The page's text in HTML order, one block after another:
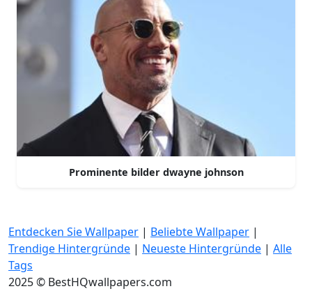
Prominente bilder dwayne johnson
Entdecken Sie Wallpaper | Beliebte Wallpaper |
Trendige Hintergründe | Neueste Hintergründe | Alle
Tags
2025 © BestHQwallpapers.com